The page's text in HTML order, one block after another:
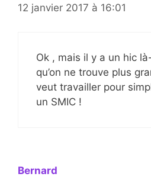
12 janvier 2017 à 16:01
Ok , mais il y a un hic
qu’on ne trouve plus
veut travailler pour
un SMIC !
Bernard